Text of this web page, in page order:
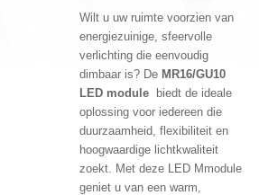
Wilt u uw ruimte voorzien van
energiezuinige, sfeervolle
verlichting die eenvoudig
dimbaar is? De MR16/GU10
LED module biedt de ideale
oplossing voor iedereen die
duurzaamheid, flexibiliteit en
hoogwaardige lichtkwaliteit
zoekt. Met deze LED Mmodule
geniet u van een warm,